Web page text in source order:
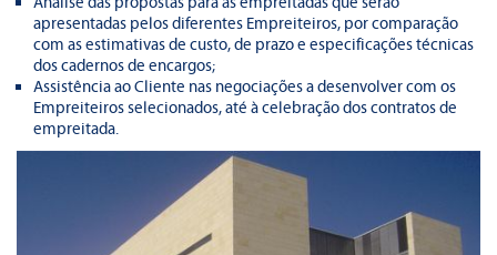
apresentadas pelos diferentes Empreiteiros, por comparação
com as estimativas de custo, de prazo e especificações técnicas
dos cadernos de encargos;
Assistência ao Cliente nas negociações a desenvolver com os
Empreiteiros selecionados, até à celebração dos contratos de
empreitada.